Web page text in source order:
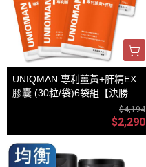
UNIQMAN 專利薑黃+肝精EX
膠囊 (30粒/袋)6袋組【決勝累
$4,194
$2,290